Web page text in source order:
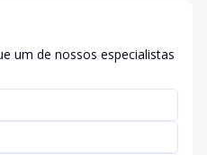
um de nossos especialistas